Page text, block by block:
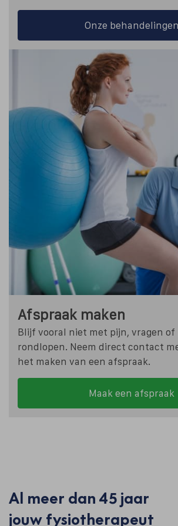
Onze behandelingen
Afspraak maken
Blijf vooral niet met pijn, vragen of
rondlopen. Neem direct contact
het maken van een afspraak.
Maak een afspraak
Al meer dan 45 jaar
jouw fysiotherapeut